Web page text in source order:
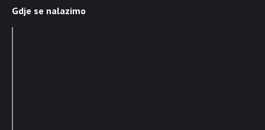
Gdje se nalazimo